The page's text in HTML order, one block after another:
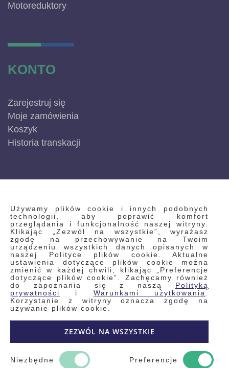
Używamy plików cookie i innych podobnych
technologii, aby poprawić komfort
przeglądania i funkcjonalność naszej witryny.
Klikając „Zezwól na wszystkie”, wyrażasz
zgodę na przechowywanie na Twoim
urządzeniu wszystkich danych opisanych w
naszej Polityce plików cookie. Aktualne
ustawienia dotyczące plików cookie można
zmienić w każdej chwili, klikając „Preferencje
dotyczące plików cookie”. Zachęcamy również
do zapoznania się z naszą Polityką
prywatności
i Warunkami użytkowania
Korzystanie z witryny oznacza zgodę na
używanie plików cookie.
ZEZWÓL NA WSZYSTKIE
Niezbędne Preferencje
Motoreduktory
KONTO
Zarejestruj się
Moje zamówienia
Koszyk
Historia transkacji
INFORMACJE
Regulamin
Polityka prywatności i pliki cookie
Wyszukiwane frazy
Wyszukiwanie zaawansowane
Zamówienia
Skontaktuj się z nami
Odstąp od umowy
Kontakt